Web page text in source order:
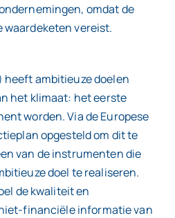
omdat de
waardeketen vereist.
heeft ambitieuze doelen
het klimaat: het eerste
worden. Via de Europese
opgesteld om dit te
van de instrumenten die
doel te realiseren.
de kwaliteit en
financiële informatie van